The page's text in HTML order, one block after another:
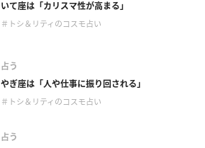
いて座は「カリスマ性が高まる」
＃トシ＆リティのコスモ占い
占う
やぎ座は「人や仕事に振り回される」
＃トシ＆リティのコスモ占い
占う